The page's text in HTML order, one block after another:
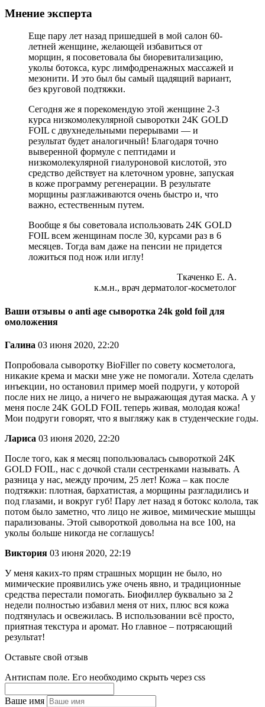
Мнение эксперта
Еще пару лет назад пришедшей в мой салон 60-
летней женщине, желающей избавиться от
морщин, я посоветовала бы биоревитализацию,
уколы ботокса, курс лимфодренажных массажей и
мезонити. И это был бы самый щадящий вариант,
без круговой подтяжки.
Сегодня же я порекомендую этой женщине 2-3
курса низкомолекулярной сыворотки 24K GOLD
FOIL с двухнедельными перерывами — и
результат будет аналогичный! Благодаря точно
выверенной формуле с пептидами и
низкомолекулярной гиалуроновой кислотой, это
средство действует на клеточном уровне, запуская
в коже программу регенерации. В результате
морщины разглаживаются очень быстро и, что
важно, естественным путем.
Вообще я бы советовала использовать 24K GOLD
FOIL всем женщинам после 30, курсами раз в 6
месяцев. Тогда вам даже на пенсии не придется
ложиться под нож или иглу!
Ткаченко Е. А.
к.м.н., врач дерматолог-косметолог
Ваши отзывы о anti age сыворотка 24k gold foil для
омоложения
Галина 03 июня 2020, 22:20
Попробовала сыворотку BioFiller по совету косметолога,
никакие крема и маски мне уже не помогали. Хотела сделать
инъекции, но остановил пример моей подруги, у которой
после них не лицо, а ничего не выражающая дутая маска. А у
меня после 24K GOLD FOIL теперь живая, молодая кожа!
Мои подруги говорят, что я выгляжу как в студенческие годы.
Лариса 03 июня 2020, 22:20
После того, как я месяц попользовалась сывороткой 24K
GOLD FOIL, нас с дочкой стали сестренками называть. А
разница у нас, между прочим, 25 лет! Кожа – как после
подтяжки: плотная, бархатистая, а морщины разгладились и
под глазами, и вокруг губ! Пару лет назад я ботокс колола, так
потом было заметно, что лицо не живое, мимические мышцы
парализованы. Этой сывороткой довольна на все 100, на
уколы больше никогда не соглашусь!
Виктория 03 июня 2020, 22:19
У меня каких-то прям страшных морщин не было, но
мимические проявились уже очень явно, и традиционные
средства перестали помогать. Биофиллер буквально за 2
недели полностью избавил меня от них, плюс вся кожа
подтянулась и освежилась. В использовании всё просто,
приятная текстура и аромат. Но главное – потрясающий
результат!
Оставьте свой отзыв
Антиспам поле. Его необходимо скрыть через css
Ваше имя